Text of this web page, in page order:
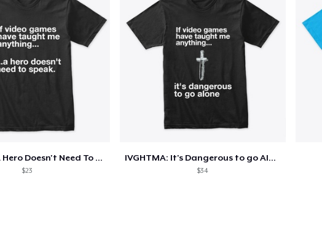
IVGHTMA: A Hero Doesn't Need To Speak
$23
IVGHTMA: It's Dangerous to go Alone
$34